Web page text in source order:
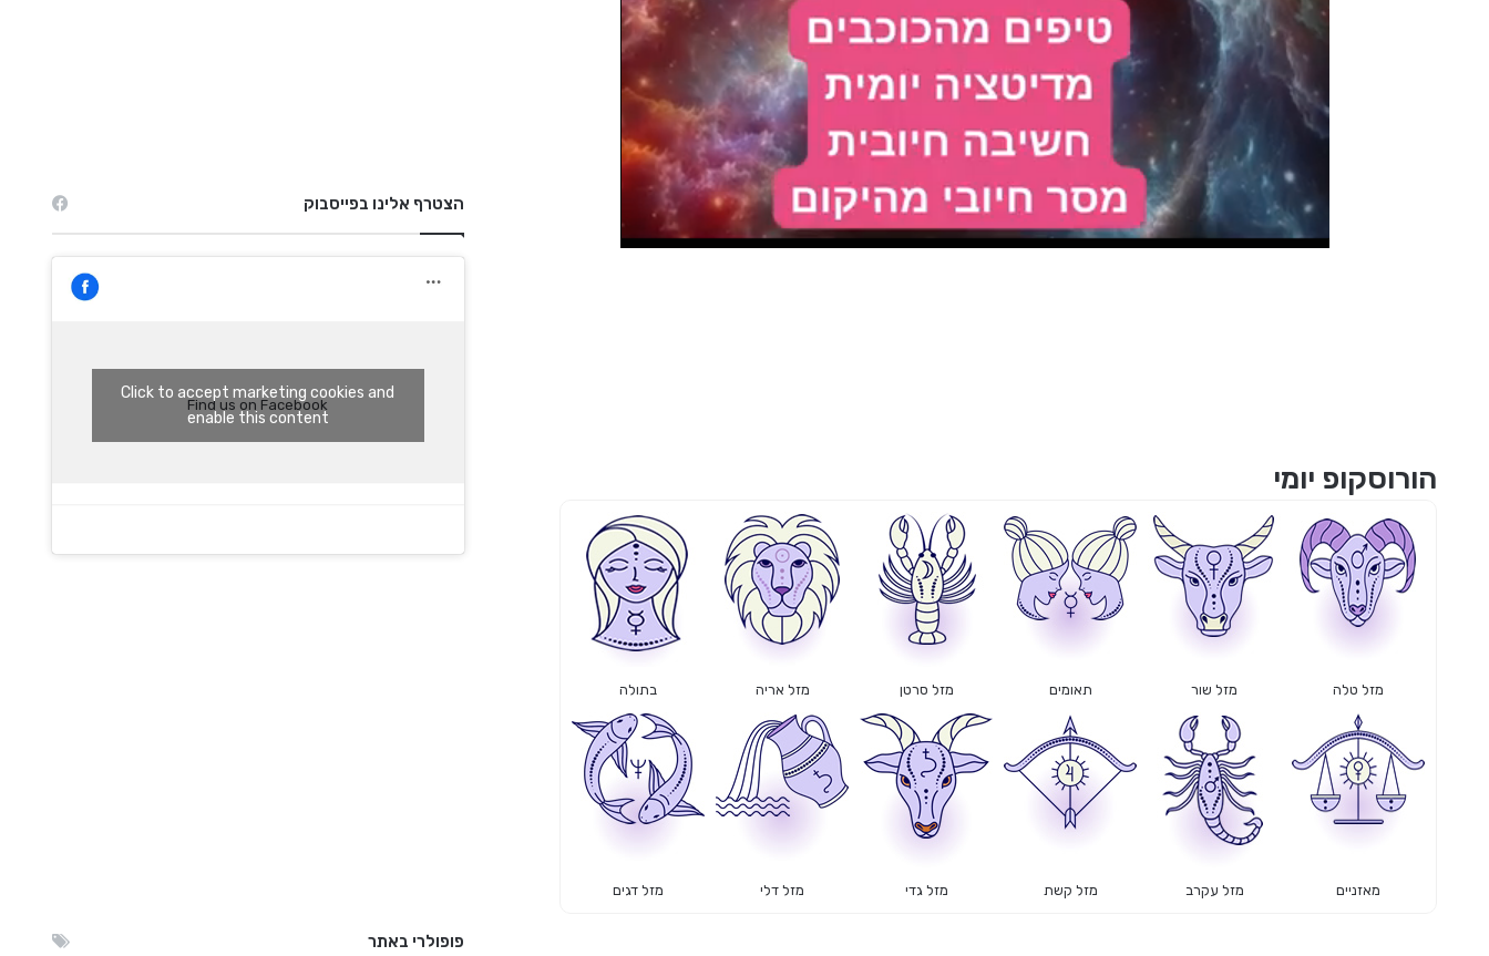
הורוסקופ יומי
מזל טלה מזל שור תאומים מזל סרטן מזל אריה בתולה
מאזניים מזל עקרב מזל קשת מזל גדי מזל דלי מזל דגים
הצטרף אלינו בפייסבוק
Find us on Facebook
Click to accept marketing cookies and
enable this content
פופולרי באתר